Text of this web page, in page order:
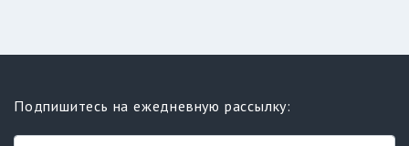
Подпишитесь на ежедневную рассылку: